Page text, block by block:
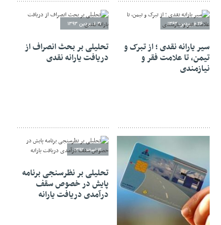
۲۶ فروردین ۱۳۹۳
سیر یارانه نقدی ؛ از تبرک و
تیمن، تا علامت فقر و
نیازمندی
۲۱ فروردین ۱۳۹۳
تحلیلی بر بحث انصراف از
دریافت یارانه نقدی
۲۲ اسفند ۱۳۹۲
۱۲ اسفند ۱۳۹۲
تحلیلی بر نظرسنجی برنامه
پایش در خصوص سقف
درآمدی دریافت یارانه